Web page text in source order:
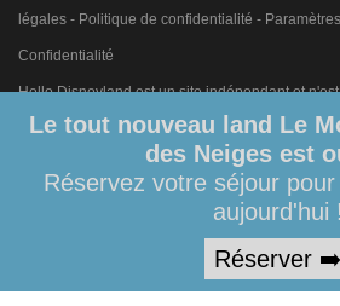
légales - Politique de confidentialité -
Confidentialité
Hello Disneyland est un site indépendant et
Disneyland Paris. Toute demande adressée à
ignorée. Merci de votre compréhension.
Le tout nouveau land Le
des Neiges est
Réservez votre séjour
aujourd'hui !
Réserver ➡️